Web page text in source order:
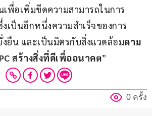
เพื่อเพิ่มขีดความสามารถในการ
เป็นอีกหนึ่งความสำเร็จของการ
งยืน และเป็นมิตรกับสิ่งแวดล้อมตาม
สร้างสิ่งที่ดีเพื่ออนาคต”
0 ครั้ง